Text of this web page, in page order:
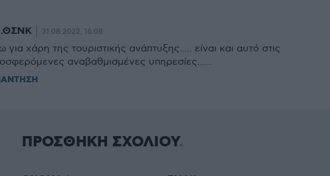
31.08.2022, 16:08
για χάρη της τουριστικής ανάπτυξης..... είναι και αυτό στις
αναβαθμισμένες υπηρεσίες......
ΠΡΟΣΘΗΚΗ ΣΧΟΛΙΟΥ